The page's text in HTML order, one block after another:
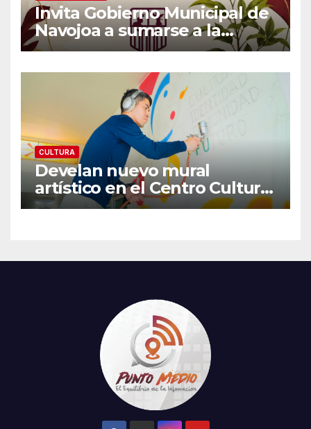
Invita Gobierno Municipal de
Navojoa a sumarse a la
Jornada Nacional de
CULTURA
Develan nuevo mural
artístico en el Centro Cultural
«Dr. Héctor Chávez Fontes»